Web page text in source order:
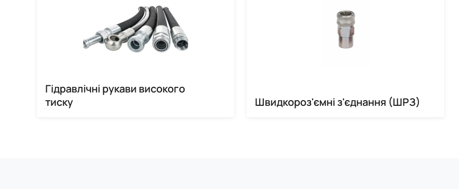
Гідравлічні рукави високого
тиску
Швидкороз'ємні з'єднання (ШРЗ)